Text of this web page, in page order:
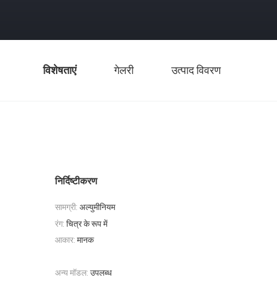
विशेषताएं गेलरी उत्पाद विवरण
निर्दिष्टीकरण
सामग्री: अल्युमीनियम
रंग: चित्र के रूप में
आकार: मानक
अन्य मॉडल: उपलब्ध